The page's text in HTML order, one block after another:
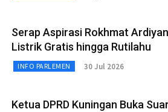
Serap Aspirasi Rokhmat
Listrik Gratis hingga Rutilahu
INFO PARLEMEN 30 Jul 2026
Ketua DPRD Kuningan Buka